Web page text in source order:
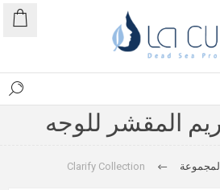
المجموعة Clarify Collection